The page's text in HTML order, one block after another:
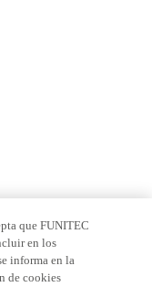
que FUNITEC
en los
informa en la
de cookies